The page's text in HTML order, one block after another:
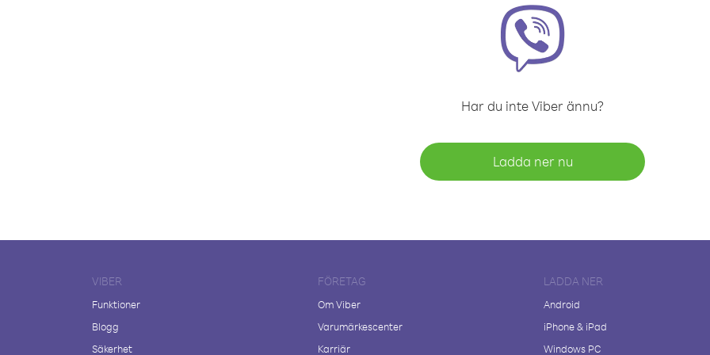
Har du inte Viber ännu?
Ladda ner nu
VIBER
Funktioner
Blogg
Säkerhet
FÖRETAG
Om Viber
Varumärkescenter
Karriär
LADDA NER
Android
iPhone & iPad
Windows PC